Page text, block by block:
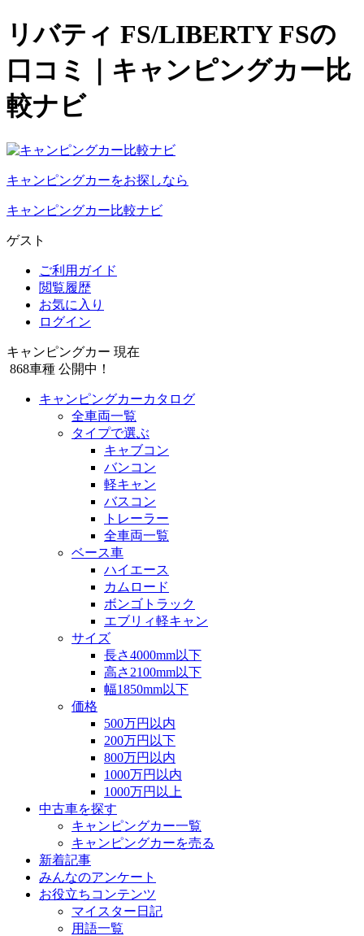
リバティ FS/LIBERTY FSの
口コミ｜キャンピングカー比
較ナビ
キャンピングカーをお探しなら
キャンピングカー比較ナビ
ゲスト
ご利用ガイド
閲覧履歴
お気に入り
ログイン
キャンピングカー 現在
868車種 公開中！
キャンピングカーカタログ
全車両一覧
タイプで選ぶ
キャブコン
バンコン
軽キャン
バスコン
トレーラー
全車両一覧
ベース車
ハイエース
カムロード
ボンゴトラック
エブリィ軽キャン
サイズ
長さ4000mm以下
高さ2100mm以下
幅1850mm以下
価格
500万円以内
200万円以下
800万円以内
1000万円以内
1000万円以上
中古車を探す
キャンピングカー一覧
キャンピングカーを売る
新着記事
みんなのアンケート
お役立ちコンテンツ
マイスター日記
用語一覧